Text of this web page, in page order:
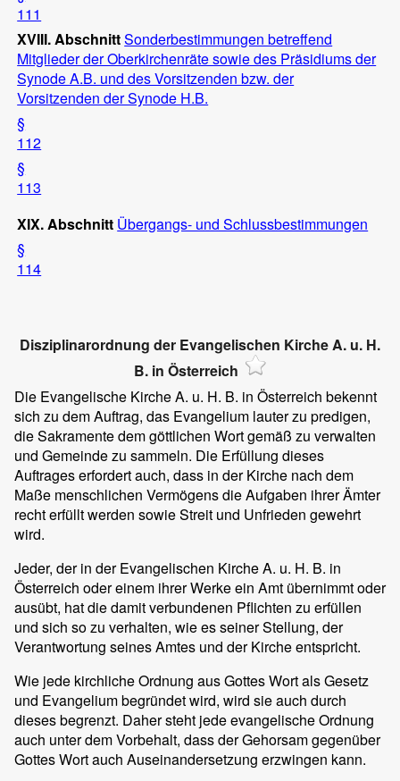
111
XVIII. AbschnittSonderbestimmungen betreffend
Mitglieder der Oberkirchenräte sowie des Präsidiums der
Synode A.B. und des Vorsitzenden bzw. der
Vorsitzenden der Synode H.B.
§
112
§
113
XIX. Abschnitt Übergangs- und Schlussbestimmungen
§
114
Disziplinarordnung der Evangelischen Kirche A. u. H.
B. in Österreich
Die Evangelische Kirche A. u. H. B. in Österreich bekennt
sich zu dem Auftrag, das Evangelium lauter zu predigen,
die Sakramente dem göttlichen Wort gemäß zu verwalten
und Gemeinde zu sammeln. Die Erfüllung dieses
Auftrages erfordert auch, dass in der Kirche nach dem
Maße menschlichen Vermögens die Aufgaben ihrer Ämter
recht erfüllt werden sowie Streit und Unfrieden gewehrt
wird.
Jeder, der in der Evangelischen Kirche A. u. H. B. in
Österreich oder einem ihrer Werke ein Amt übernimmt oder
ausübt, hat die damit verbundenen Pflichten zu erfüllen
und sich so zu verhalten, wie es seiner Stellung, der
Verantwortung seines Amtes und der Kirche entspricht.
Wie jede kirchliche Ordnung aus Gottes Wort als Gesetz
und Evangelium begründet wird, wird sie auch durch
dieses begrenzt. Daher steht jede evangelische Ordnung
auch unter dem Vorbehalt, dass der Gehorsam gegenüber
Gottes Wort auch Auseinandersetzung erzwingen kann.